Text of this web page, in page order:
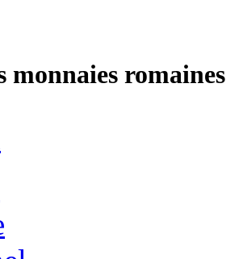
monnaies